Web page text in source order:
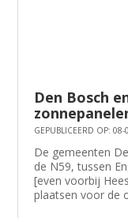
Den Bosch
GEPUBLICEERD OP:
De gemeenten
de N59, tussen
[even voorbij
plaatsen voor de